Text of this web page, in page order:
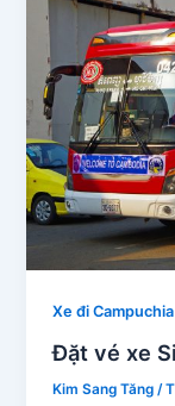
Xe đi Campuchia
Đặt vé xe
Kim Sang Tăng/